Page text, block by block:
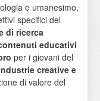
e umanesimo,
specifici del
di ricerca
educativi
per i giovani del
creative e
di valore del